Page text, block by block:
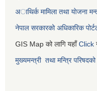
अाथिर्क मामिला तथा याेजना
नेपाल सरकारको अधिकारिक
GIS Map को लागि यहाँ Click
मुख्यमन्त्री तथा मन्त्रि